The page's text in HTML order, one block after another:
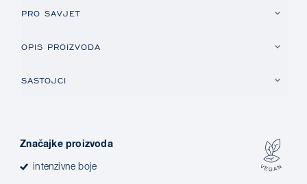
PRO SAVJET
OPIS PROIZVODA
SASTOJCI
Značajke proizvoda
intenzivne boje